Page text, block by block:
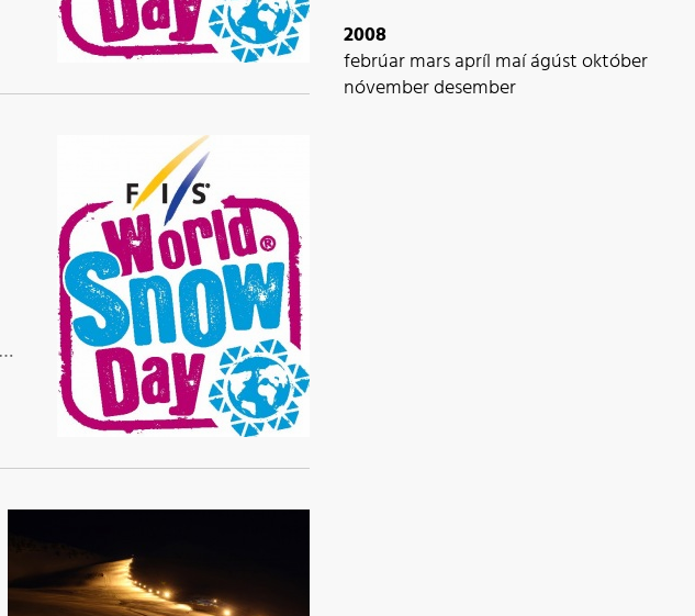
2008
febrúarmarsapríl maíágústoktóber
nóvemberdesember